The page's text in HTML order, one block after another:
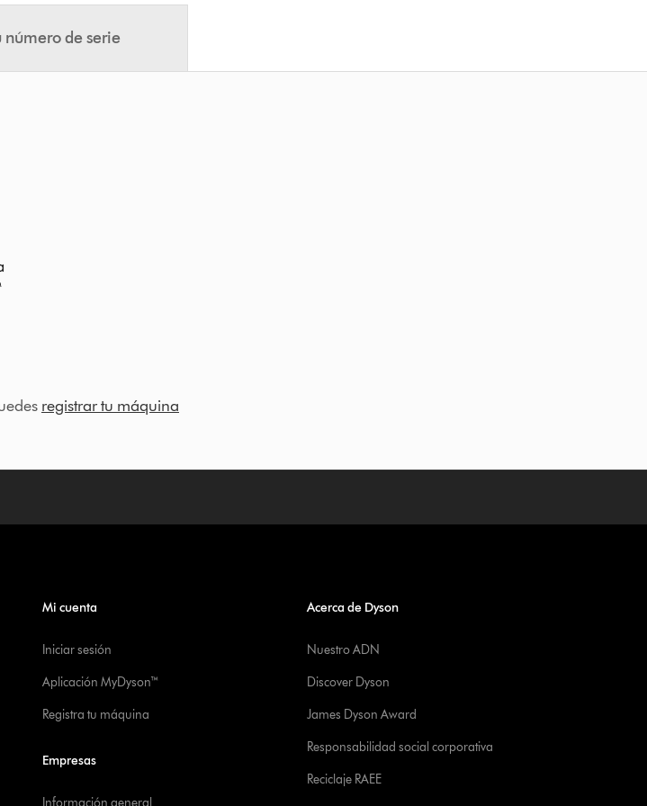
número de serie
registrar tu máquina
Mi cuenta
Iniciar sesión
Aplicación MyDyson™
Registra tu máquina
Empresas
Información general
Acerca de Dyson
Nuestro ADN
Discover Dyson
James Dyson Award
Responsabilidad social corporativa
Reciclaje RAEE